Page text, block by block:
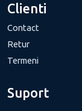
Clienti
Contact
Retur
Termeni
Suport